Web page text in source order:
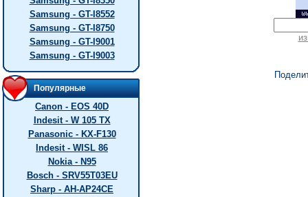
Samsung - GT-I8552
Samsung - GT-I8750
Samsung - GT-I9001
Samsung - GT-I9003
Популярные
Canon - EOS 40D
Indesit - W 105 TX
Panasonic - KX-F130
Indesit - WISL 86
Nokia - N95
Bosch - SRV55T03EU
Sharp - AH-AP24CE